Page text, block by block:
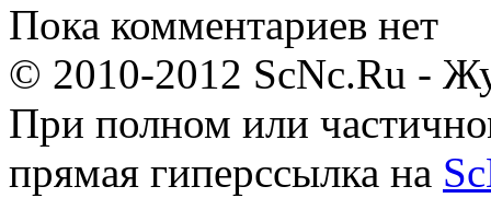
Пока комментариев нет
© 2010-2012 ScNc.Ru -
При полном или
прямая гиперссылка на